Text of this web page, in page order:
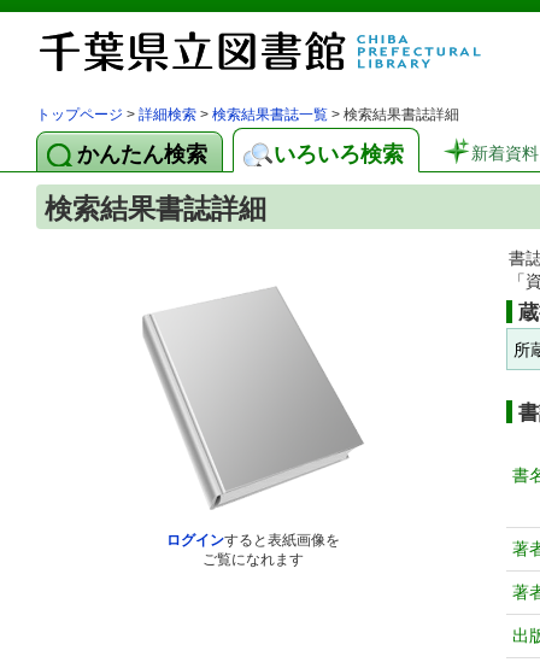
トップページ > 詳細検索 > 検索結果書誌一覧 > 検索結果書誌詳細
かんたん検索 いろいろ検索 新着資料
検索結果書誌詳細
ログインすると表紙画像を
ご覧になれます
書
「
所
書
著
著
出